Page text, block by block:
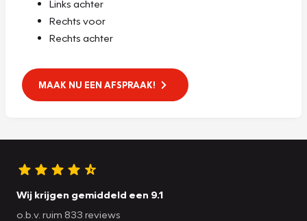
Links achter
Rechts voor
Rechts achter
MAAK NU EEN AFSPRAAK!
Wij krijgen gemiddeld een 9.1
o.b.v. ruim 833 reviews